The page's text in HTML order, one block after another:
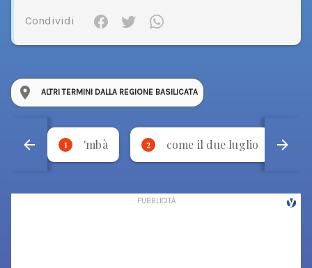
Condividi
ALTRI TERMINI DALLA REGIONE BASILICATA
1 'mbà 2 come il due luglio